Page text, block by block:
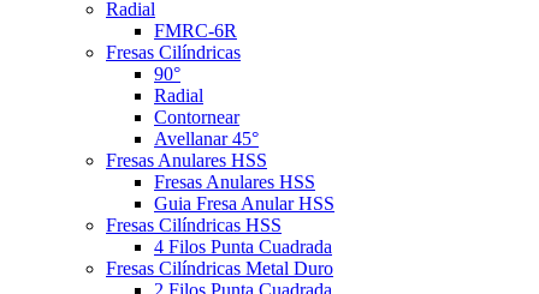
Radial
FMRC-6R
Fresas Cilíndricas
90°
Radial
Contornear
Avellanar 45°
Fresas Anulares HSS
Fresas Anulares HSS
Guia Fresa Anular HSS
Fresas Cilíndricas HSS
4 Filos Punta Cuadrada
Fresas Cilíndricas Metal Duro